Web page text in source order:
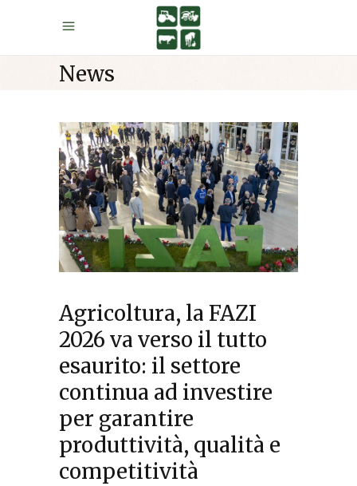
News
Agricoltura, la FAZI
2026 va verso il tutto
esaurito: il settore
continua ad investire
per garantire
produttività, qualità e
competitività